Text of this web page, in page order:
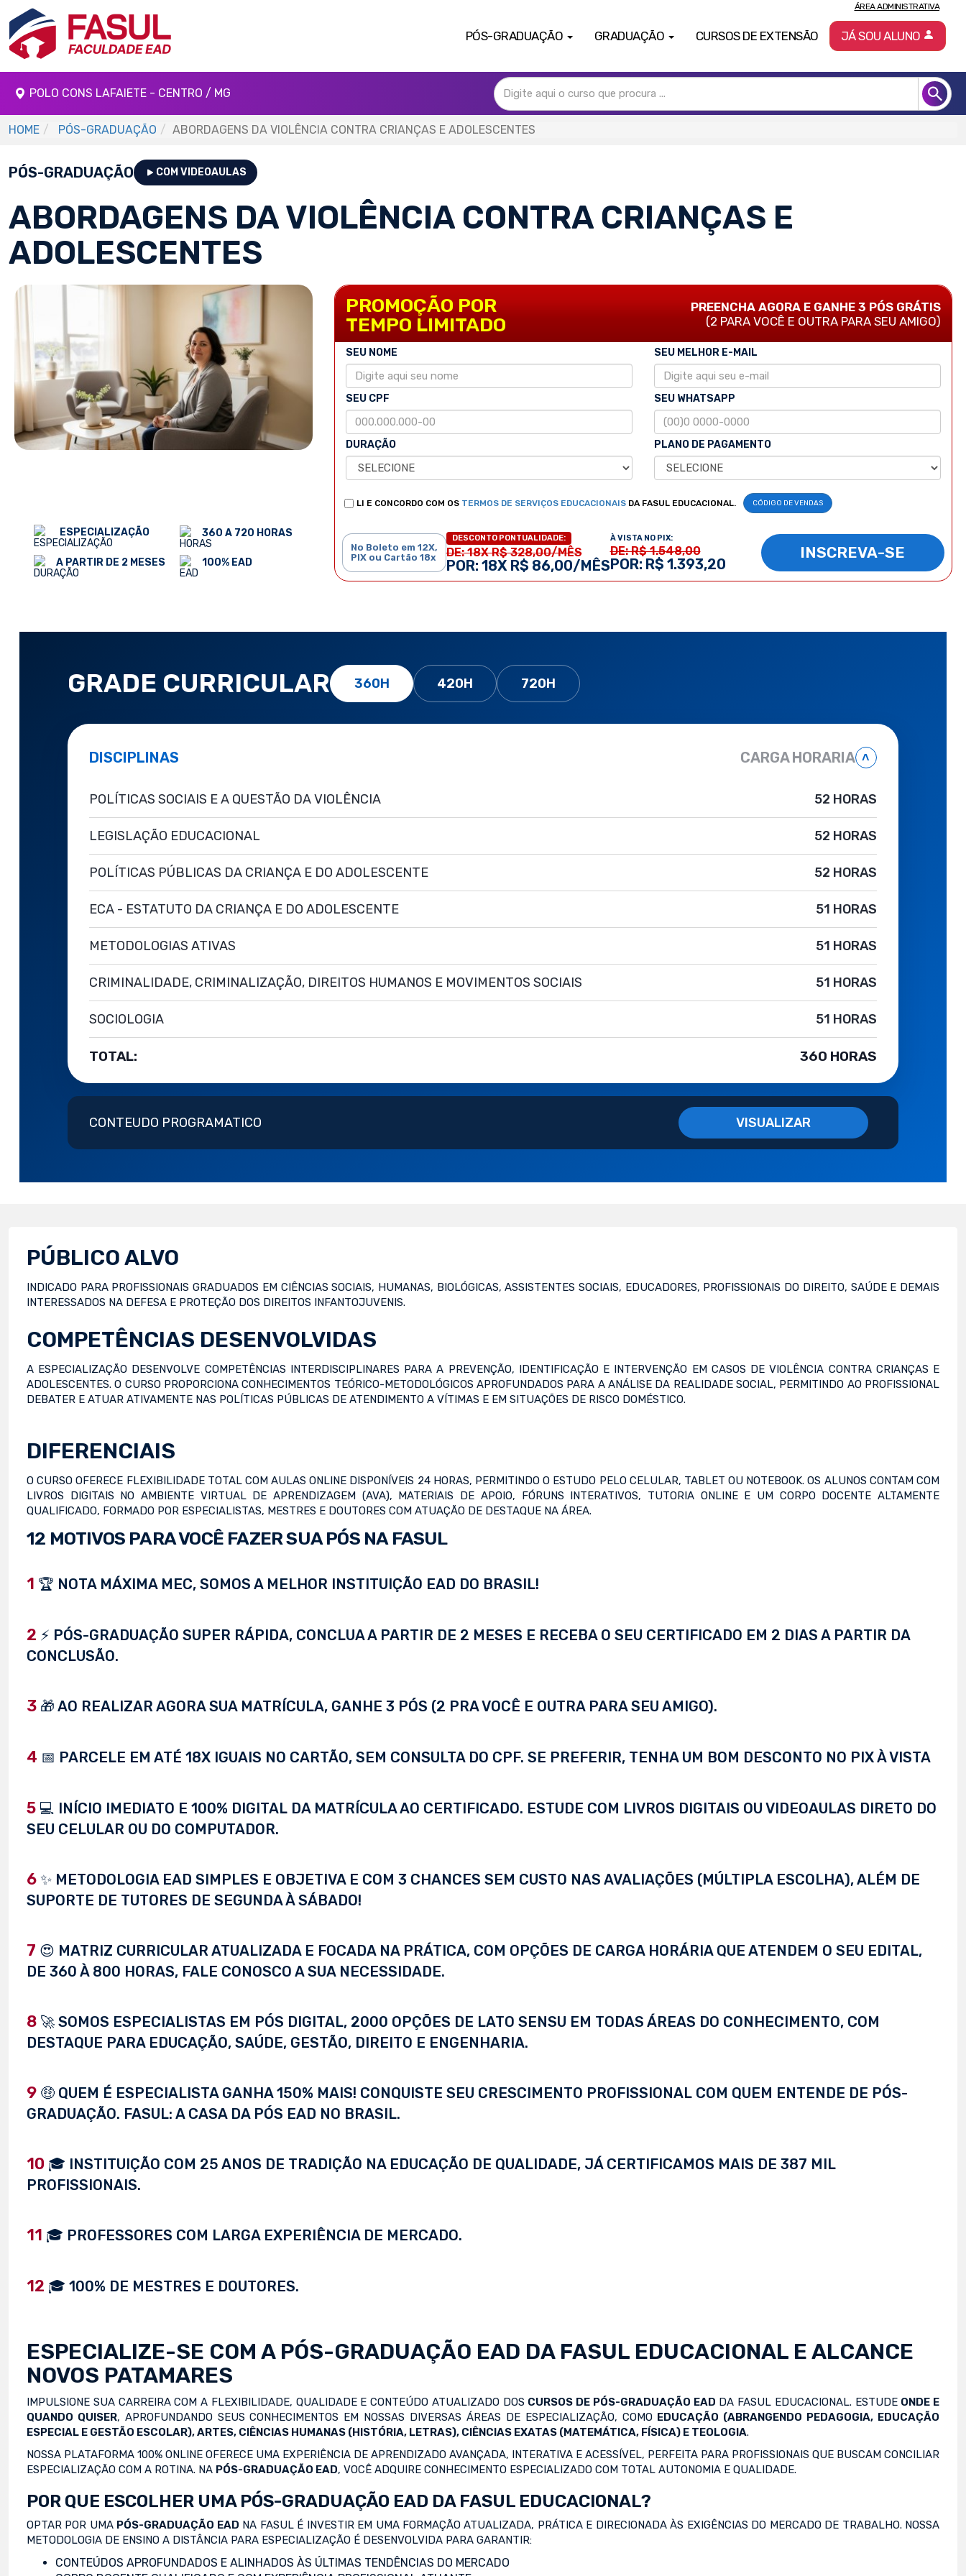
PÓS-GRADUAÇÃO GRADUAÇÃO CURSOS DE EXTENSÃO
ÁREA ADMINISTRATIVA
JÁ SOU ALUNO
POLO CONS LAFAIETE - CENTRO / MG
HOME PÓS-GRADUAÇÃO ABORDAGENS DA VIOLÊNCIA CONTRA CRIANÇAS E ADOLESCENTES
PÓS-GRADUAÇÃO COM VIDEOAULAS
ABORDAGENS DA VIOLÊNCIA CONTRA CRIANÇAS E
ADOLESCENTES
ESPECIALIZAÇÃO
A PARTIR DE 2 MESES
360 A 720 HORAS
100% EAD
PROMOÇÃO POR
TEMPO LIMITADO
PREENCHA AGORA E GANHE 3 PÓS GRÁTIS
(2 PARA VOCÊ E OUTRA PARA SEU AMIGO)
SEU NOME
SEU CPF
SEU MELHOR E-MAIL
SEU WHATSAPP
DURAÇÃO PLANO DE PAGAMENTO
LI E CONCORDO COM OS TERMOS DE SERVIÇOS EDUCACIONAISDA FASUL EDUCACIONAL. CÓDIGO DE VENDAS
No Boleto em 12X,
PIX ou Cartão 18x
DESCONTO PONTUALIDADE:
DE: 18X R$ 328,00/MÊS
POR: 18X R$ 86,00/MÊS
À VISTA NO PIX:
DE: R$ 1.548,00
POR: R$ 1.393,20
INSCREVA-SE
GRADE CURRICULAR 360H 420H 720H
DISCIPLINAS CARGA HORARIA ˄
POLÍTICAS SOCIAIS E A QUESTÃO DA VIOLÊNCIA 52 HORAS
LEGISLAÇÃO EDUCACIONAL 52 HORAS
POLÍTICAS PÚBLICAS DA CRIANÇA E DO ADOLESCENTE 52 HORAS
ECA - ESTATUTO DA CRIANÇA E DO ADOLESCENTE 51 HORAS
METODOLOGIAS ATIVAS 51 HORAS
CRIMINALIDADE, CRIMINALIZAÇÃO, DIREITOS HUMANOS E MOVIMENTOS SOCIAIS 51 HORAS
SOCIOLOGIA 51 HORAS
TOTAL: 360 HORAS
CONTEUDO PROGRAMATICO VISUALIZAR
PÚBLICO ALVO
INDICADO PARA PROFISSIONAIS GRADUADOS EM CIÊNCIAS SOCIAIS, HUMANAS, BIOLÓGICAS, ASSISTENTES SOCIAIS, EDUCADORES, PROFISSIONAIS DO DIREITO, SAÚDE E DEMAIS
INTERESSADOS NA DEFESA E PROTEÇÃO DOS DIREITOS INFANTOJUVENIS.
COMPETÊNCIAS DESENVOLVIDAS
A ESPECIALIZAÇÃO DESENVOLVE COMPETÊNCIAS INTERDISCIPLINARES PARA A PREVENÇÃO, IDENTIFICAÇÃO E INTERVENÇÃO EM CASOS DE VIOLÊNCIA CONTRA CRIANÇAS E
ADOLESCENTES. O CURSO PROPORCIONA CONHECIMENTOS TEÓRICO-METODOLÓGICOS APROFUNDADOS PARA A ANÁLISE DA REALIDADE SOCIAL, PERMITINDO AO PROFISSIONAL
DEBATER E ATUAR ATIVAMENTE NAS POLÍTICAS PÚBLICAS DE ATENDIMENTO A VÍTIMAS E EM SITUAÇÕES DE RISCO DOMÉSTICO.
DIFERENCIAIS
O CURSO OFERECE FLEXIBILIDADE TOTAL COM AULAS ONLINE DISPONÍVEIS 24 HORAS, PERMITINDO O ESTUDO PELO CELULAR, TABLET OU NOTEBOOK. OS ALUNOS CONTAM COM
LIVROS DIGITAIS NO AMBIENTE VIRTUAL DE APRENDIZAGEM (AVA), MATERIAIS DE APOIO, FÓRUNS INTERATIVOS, TUTORIA ONLINE E UM CORPO DOCENTE ALTAMENTE
QUALIFICADO, FORMADO POR ESPECIALISTAS, MESTRES E DOUTORES COM ATUAÇÃO DE DESTAQUE NA ÁREA.
12 MOTIVOS PARA VOCÊ FAZER SUA PÓS NA FASUL
1 🏆 NOTA MÁXIMA MEC, SOMOS A MELHOR INSTITUIÇÃO EAD DO BRASIL!
2 ⚡ PÓS-GRADUAÇÃO SUPER RÁPIDA, CONCLUA A PARTIR DE 2 MESES E RECEBA O SEU CERTIFICADO EM 2 DIAS A PARTIR DA
CONCLUSÃO.
3 🎁 AO REALIZAR AGORA SUA MATRÍCULA, GANHE 3 PÓS (2 PRA VOCÊ E OUTRA PARA SEU AMIGO).
4 📅 PARCELE EM ATÉ 18X IGUAIS NO CARTÃO, SEM CONSULTA DO CPF. SE PREFERIR, TENHA UM BOM DESCONTO NO PIX À VISTA
5 💻 INÍCIO IMEDIATO E 100% DIGITAL DA MATRÍCULA AO CERTIFICADO. ESTUDE COM LIVROS DIGITAIS OU VIDEOAULAS DIRETO DO
SEU CELULAR OU DO COMPUTADOR.
6 ✨ METODOLOGIA EAD SIMPLES E OBJETIVA E COM 3 CHANCES SEM CUSTO NAS AVALIAÇÕES (MÚLTIPLA ESCOLHA), ALÉM DE
SUPORTE DE TUTORES DE SEGUNDA À SÁBADO!
7 😍 MATRIZ CURRICULAR ATUALIZADA E FOCADA NA PRÁTICA, COM OPÇÕES DE CARGA HORÁRIA QUE ATENDEM O SEU EDITAL,
DE 360 À 800 HORAS, FALE CONOSCO A SUA NECESSIDADE.
8 🚀 SOMOS ESPECIALISTAS EM PÓS DIGITAL, 2000 OPÇÕES DE LATO SENSU EM TODAS ÁREAS DO CONHECIMENTO, COM
DESTAQUE PARA EDUCAÇÃO, SAÚDE, GESTÃO, DIREITO E ENGENHARIA.
9 🤑 QUEM É ESPECIALISTA GANHA 150% MAIS! CONQUISTE SEU CRESCIMENTO PROFISSIONAL COM QUEM ENTENDE DE PÓS-
GRADUAÇÃO. FASUL: A CASA DA PÓS EAD NO BRASIL.
10 🎓 INSTITUIÇÃO COM 25 ANOS DE TRADIÇÃO NA EDUCAÇÃO DE QUALIDADE, JÁ CERTIFICAMOS MAIS DE 387 MIL
PROFISSIONAIS.
11 🎓 PROFESSORES COM LARGA EXPERIÊNCIA DE MERCADO.
12 🎓 100% DE MESTRES E DOUTORES.
ESPECIALIZE-SE COM A PÓS-GRADUAÇÃO EAD DA FASUL EDUCACIONAL E ALCANCE
NOVOS PATAMARES
IMPULSIONE SUA CARREIRA COM A FLEXIBILIDADE, QUALIDADE E CONTEÚDO ATUALIZADO DOS CURSOS DE PÓS-GRADUAÇÃO EAD DA FASUL EDUCACIONAL. ESTUDE ONDE E
QUANDO QUISER, APROFUNDANDO SEUS CONHECIMENTOS EM NOSSAS DIVERSAS ÁREAS DE ESPECIALIZAÇÃO, COMO EDUCAÇÃO (ABRANGENDO PEDAGOGIA, EDUCAÇÃO
ESPECIAL E GESTÃO ESCOLAR), ARTES, CIÊNCIAS HUMANAS (HISTÓRIA, LETRAS), CIÊNCIAS EXATAS (MATEMÁTICA, FÍSICA) E TEOLOGIA.
NOSSA PLATAFORMA 100% ONLINE OFERECE UMA EXPERIÊNCIA DE APRENDIZADO AVANÇADA, INTERATIVA E ACESSÍVEL, PERFEITA PARA PROFISSIONAIS QUE BUSCAM CONCILIAR
ESPECIALIZAÇÃO COM A ROTINA. NA PÓS-GRADUAÇÃO EAD, VOCÊ ADQUIRE CONHECIMENTO ESPECIALIZADO COM TOTAL AUTONOMIA E QUALIDADE.
POR QUE ESCOLHER UMA PÓS-GRADUAÇÃO EAD DA FASUL EDUCACIONAL?
OPTAR POR UMA PÓS-GRADUAÇÃO EAD NA FASUL É INVESTIR EM UMA FORMAÇÃO ATUALIZADA, PRÁTICA E DIRECIONADA ÀS EXIGÊNCIAS DO MERCADO DE TRABALHO. NOSSA
METODOLOGIA DE ENSINO A DISTÂNCIA PARA ESPECIALIZAÇÃO É DESENVOLVIDA PARA GARANTIR:
CONTEÚDOS APROFUNDADOS E ALINHADOS ÀS ÚLTIMAS TENDÊNCIAS DO MERCADO